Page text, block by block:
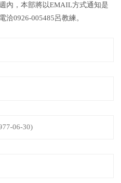
內，本部將以EMAIL方式通知是
洽0926-005485呂教練。